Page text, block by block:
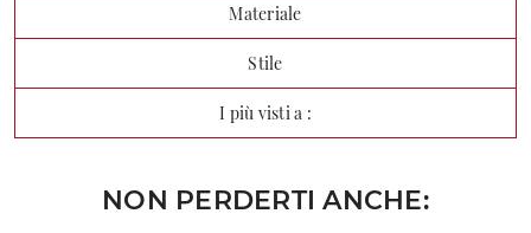
Materiale
Stile
I più visti a :
NON PERDERTI ANCHE: